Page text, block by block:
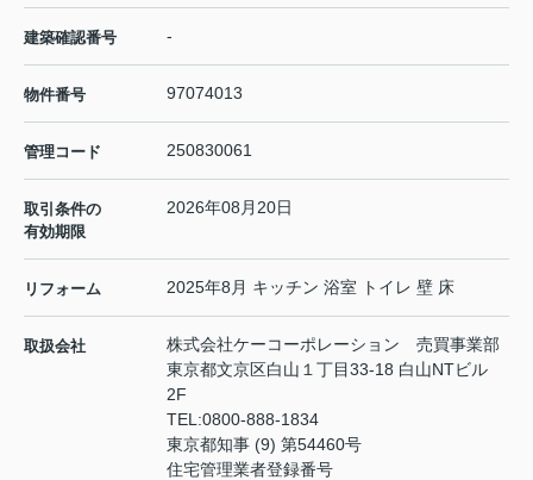
建築確認番号 -
物件番号 97074013
管理コード 250830061
取引条件の
有効期限
2026年08月20日
リフォーム 2025年8月 キッチン 浴室 トイレ 壁 床
取扱会社
株式会社ケーコーポレーション 売買事業部
東京都文京区白山１丁目33-18 白山NTビル
2F
TEL:0800-888-1834
東京都知事 (9) 第54460号
住宅管理業者登録番号